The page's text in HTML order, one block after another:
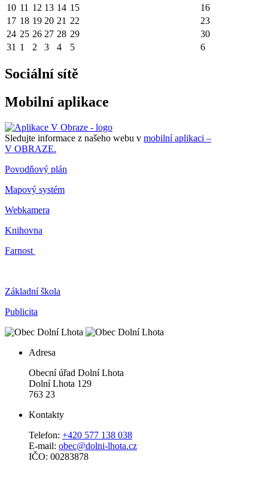
10 11 12 13 14 15
16
17 18 19 20 21 22
23
24 25 26 27 28 29
30
31 1 2 3 4 5 6
Sociální sítě
Mobilní aplikace
Sledujte informace z našeho webu v mobilní aplikaci –
V OBRAZE.
Povodňový plán
Mapový systém
Webkamera
Knihovna
Farnost
Základní škola
Publicita
Adresa
Obecní úřad Dolní Lhota
Dolní Lhota 129
763 23
Kontakty
Telefon: +420 577 138 038
E-mail: obec@dolni-lhota.cz
IČO: 00283878